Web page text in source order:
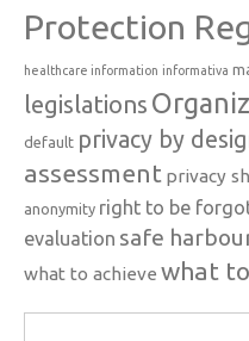
Protection
healthcare information informativa
legislations
default privacy by
assessment privacy
anonymity right to be
evaluation safe
what to achieve what